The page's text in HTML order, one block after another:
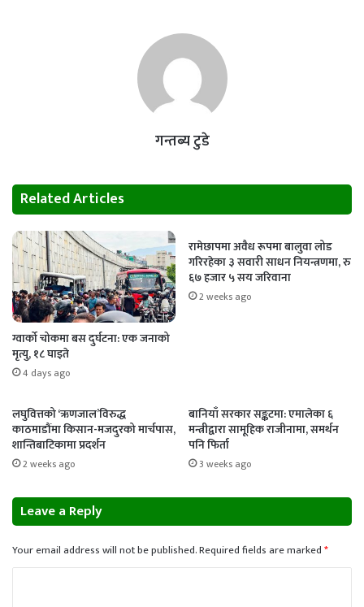
गन्तब्य टुडे
Related Articles
ग्वार्को चोकमा बस दुर्घटना: एक जनाको
मृत्यु, १८ घाइते
4 days ago
रामेछापमा अवैध रूपमा बालुवा लोड
गरिरहेका ३ सवारी साधन नियन्त्रणमा, रु
६७ हजार ५ सय जरिवाना
2 weeks ago
लघुवित्तको ‘ऋणजाल’विरुद्ध
काठमाडौंमा किसान-मजदुरको मार्चपास,
शान्तिबाटिकामा प्रदर्शन
2 weeks ago
बानियाँ सरकार सङ्कटमा: एमालेका ६
मन्त्रीद्वारा सामूहिक राजीनामा, समर्थन
पनि फिर्ता
3 weeks ago
Leave a Reply
Your email address will not be published.Required fields are marked*